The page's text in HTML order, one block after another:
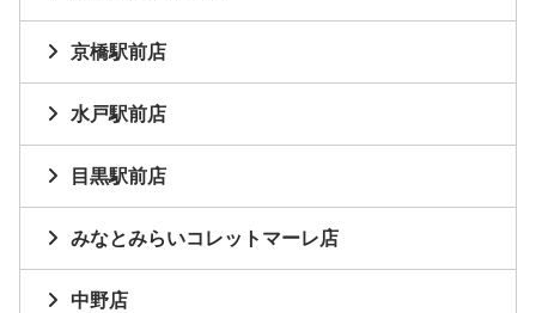
京橋駅前店
水戸駅前店
目黒駅前店
みなとみらいコレットマーレ店
中野店